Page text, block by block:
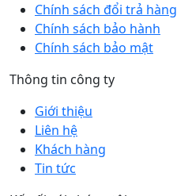
Chính sách đổi trả hàng
Chính sách bảo hành
Chính sách bảo mật
Thông tin công ty
Giới thiệu
Liên hệ
Khách hàng
Tin tức